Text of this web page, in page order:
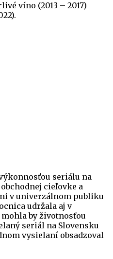
víno (2013 – 2017)
seriálu na
cieľovke a
v univerzálnom publiku
udržala aj v
by životnosťou
seriál na Slovensku
vysielaní obsadzoval